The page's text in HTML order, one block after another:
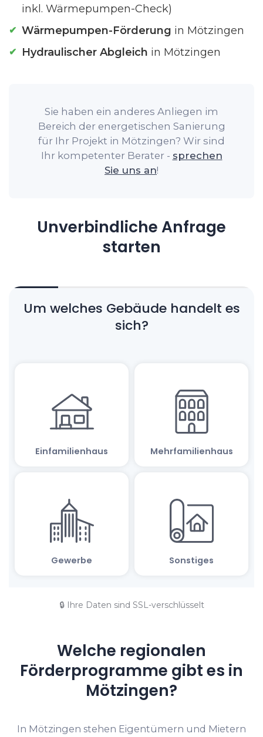
inkl. Wärmepumpen-Check)
Wärmepumpen-Förderung in Mötzingen
Hydraulischer Abgleich in Mötzingen
Sie haben ein anderes Anliegen im
Bereich der energetischen Sanierung
für Ihr Projekt in Mötzingen? Wir sind
Ihr kompetenter Berater - sprechen
Sie uns an!
Unverbindliche Anfrage
starten
🔒 Ihre Daten sind SSL-verschlüsselt
Welche regionalen
Förderprogramme gibt es in
Mötzingen?
In Mötzingen stehen Eigentümern und Mietern